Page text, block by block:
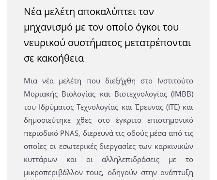
Νέα μελέτη αποκαλύπτει τον
μηχανισμό με τον οποίο όγκοι του
νευρικού συστήματος μετατρέπονται
σε κακοήθεια
Μια νέα μελέτη που διεξήχθη στο Ινστιτούτο
Μοριακής Βιολογίας και Βιοτεχνολογίας (ΙΜΒΒ)
του Ιδρύματος Τεχνολογίας και Έρευνας (ΙΤΕ) και
δημοσιεύτηκε χθες στο έγκριτο επιστημονικό
περιοδικό PNAS, διερευνά τις οδούς μέσα από τις
οποίες οι εσωτερικές διεργασίες των καρκινικών
κυττάρων και οι αλληλεπιδράσεις με το
μικροπεριβάλλον τους, οδηγούν στην ανάπτυξη